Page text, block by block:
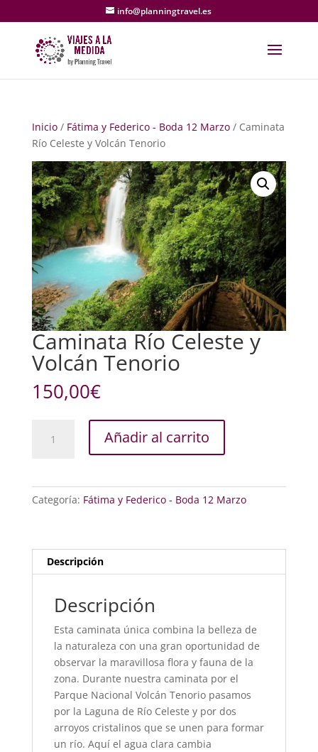
info@planningtravel.es
Inicio/ Fátima y Federico - Boda 12 Marzo/ Caminata
Río Celeste y Volcán Tenorio
Caminata Río Celeste y
Volcán Tenorio
150,00€
Tenorio
Añadir al carrito
Categoría: Fátima y Federico - Boda 12 Marzo
Descripción
Descripción
Esta caminata única combina la belleza de
la naturaleza con una gran oportunidad de
observar la maravillosa flora y fauna de la
zona. Durante nuestra caminata por el
Parque Nacional Volcán Tenorio pasamos
por la Laguna de Río Celeste y por dos
arroyos cristalinos que se unen para formar
un río. Aquí el agua clara cambia